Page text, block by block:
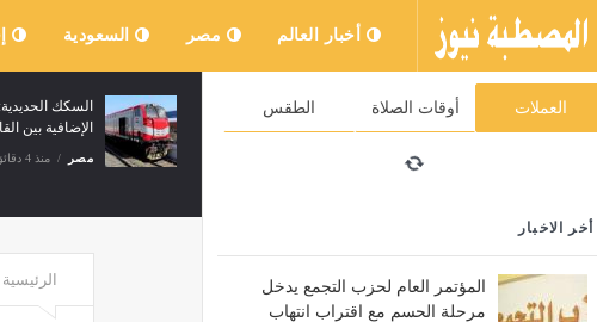
أخبار العالم مصر السعودية
العملات أوقات الصلاة الطقس
أخر الاخبار
المؤتمر العام لحزب التجمع يدخل
مرحلة الحسم مع اقتراب انتهاب
السكك
الإضافية بين
مصر منذ 4 دقائق
موعد عرض مسلسل حب على ورق الحلقة
42، هل تنجو لين بعد الحادث الذي تعرضت
الرئيسية